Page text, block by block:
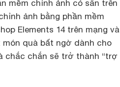
mềm chỉnh ảnh có sẵn trên
ảnh bằng phần mềm
Elements 14 trên mạng và
quà bất ngờ dành cho
chắc chắn sẽ trở thành “trợ